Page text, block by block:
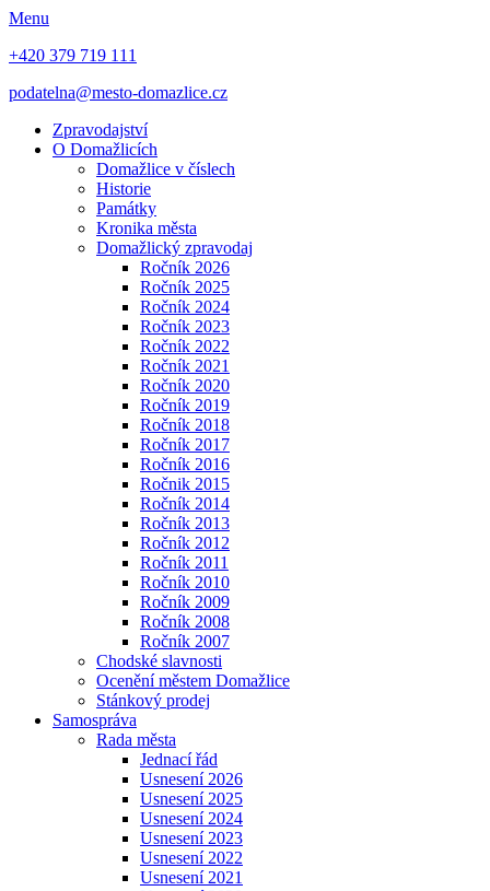
Menu
+420 379 719 111
podatelna@mesto-domazlice.cz
Zpravodajství
O Domažlicích
Domažlice v číslech
Historie
Památky
Kronika města
Domažlický zpravodaj
Ročník 2026
Ročník 2025
Ročník 2024
Ročník 2023
Ročník 2022
Ročník 2021
Ročník 2020
Ročník 2019
Ročník 2018
Ročník 2017
Ročník 2016
Ročnik 2015
Ročník 2014
Ročník 2013
Ročník 2012
Ročník 2011
Ročník 2010
Ročník 2009
Ročník 2008
Ročník 2007
Chodské slavnosti
Ocenění městem Domažlice
Stánkový prodej
Samospráva
Rada města
Jednací řád
Usnesení 2026
Usnesení 2025
Usnesení 2024
Usnesení 2023
Usnesení 2022
Usnesení 2021